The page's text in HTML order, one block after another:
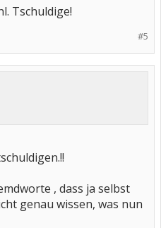
Tschuldige!
#5
, dass ja selbst
genau wissen, was nun